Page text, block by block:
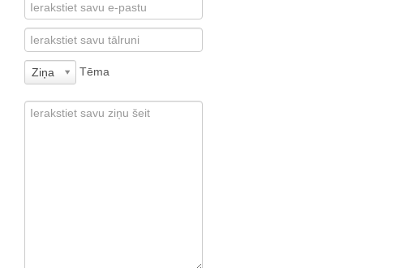
Ziņa Tēma